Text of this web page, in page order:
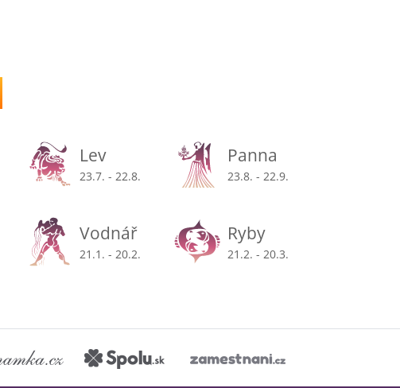
Lev
23.7. - 22.8.
Panna
23.8. - 22.9.
Vodnář
21.1. - 20.2.
Ryby
21.2. - 20.3.